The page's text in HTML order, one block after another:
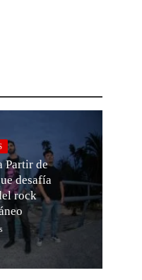
Partir de
desafía
rock